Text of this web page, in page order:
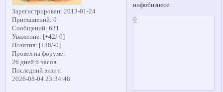
Зарегистрирован: 2013-01-24
Приглашений: 0
Сообщений: 631
Уважение: [+42/-0]
Позитив: [+38/-0]
Провел на форуме:
26 дней 6 часов
Последний визит:
2026-08-04 23:34:48
инфобизнесе.
0